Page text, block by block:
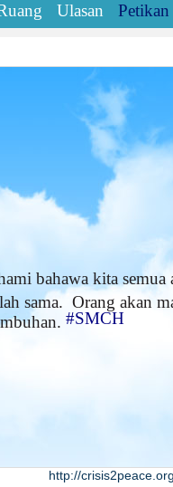
Ulasan Petikan
bahawa kita semua
sama.
Orang akan
#SMCH
http://